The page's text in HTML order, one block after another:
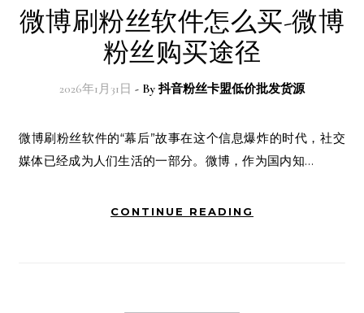
微博刷粉丝软件怎么买-微博
粉丝购买途径
2026年1月31日 - By 抖音粉丝卡盟低价批发货源
微博刷粉丝软件的“幕后”故事在这个信息爆炸的时代，社交
媒体已经成为人们生活的一部分。微博，作为国内知…
CONTINUE READING